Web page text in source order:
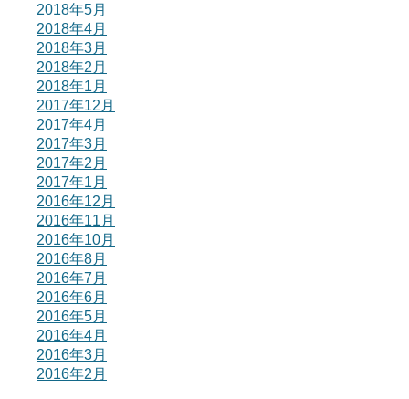
2018年5月
2018年4月
2018年3月
2018年2月
2018年1月
2017年12月
2017年4月
2017年3月
2017年2月
2017年1月
2016年12月
2016年11月
2016年10月
2016年8月
2016年7月
2016年6月
2016年5月
2016年4月
2016年3月
2016年2月